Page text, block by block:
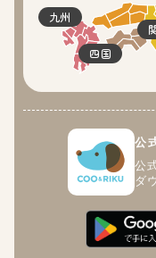
四国
九州
公
公
ダ